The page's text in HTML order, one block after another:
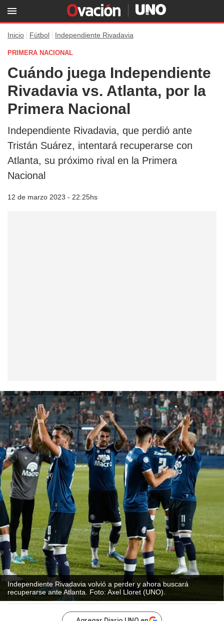
Inicio Fútbol Independiente Rivadavia
PRIMERA NACIONAL
Cuándo juega Independiente
Rivadavia vs. Atlanta, por la
Primera Nacional
Independiente Rivadavia, que perdió ante
Tristán Suárez, intentará recuperarse con
Atlanta, su próximo rival en la Primera
Nacional
12 de marzo 2023 - 22:25hs
Independiente Rivadavia volvió a perder y ahora buscará
recuperarse ante Atlanta. Foto: Axel Lloret (UNO).